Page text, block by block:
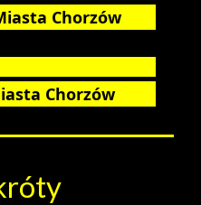
Chorzów
Chorzów